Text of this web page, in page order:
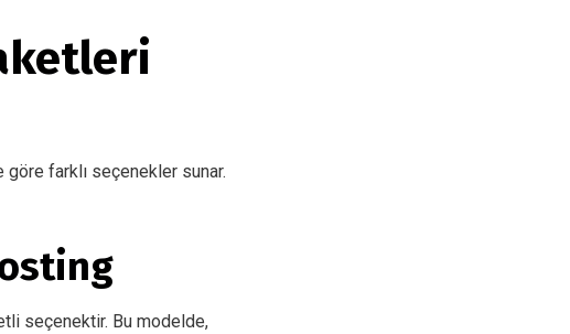
farklı seçenekler sunar.
seçenektir. Bu modelde,